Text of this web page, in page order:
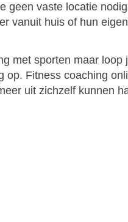
geen vaste locatie
vanuit huis of hun
met sporten maar
op. Fitness coaching
uit zichzelf kunnen